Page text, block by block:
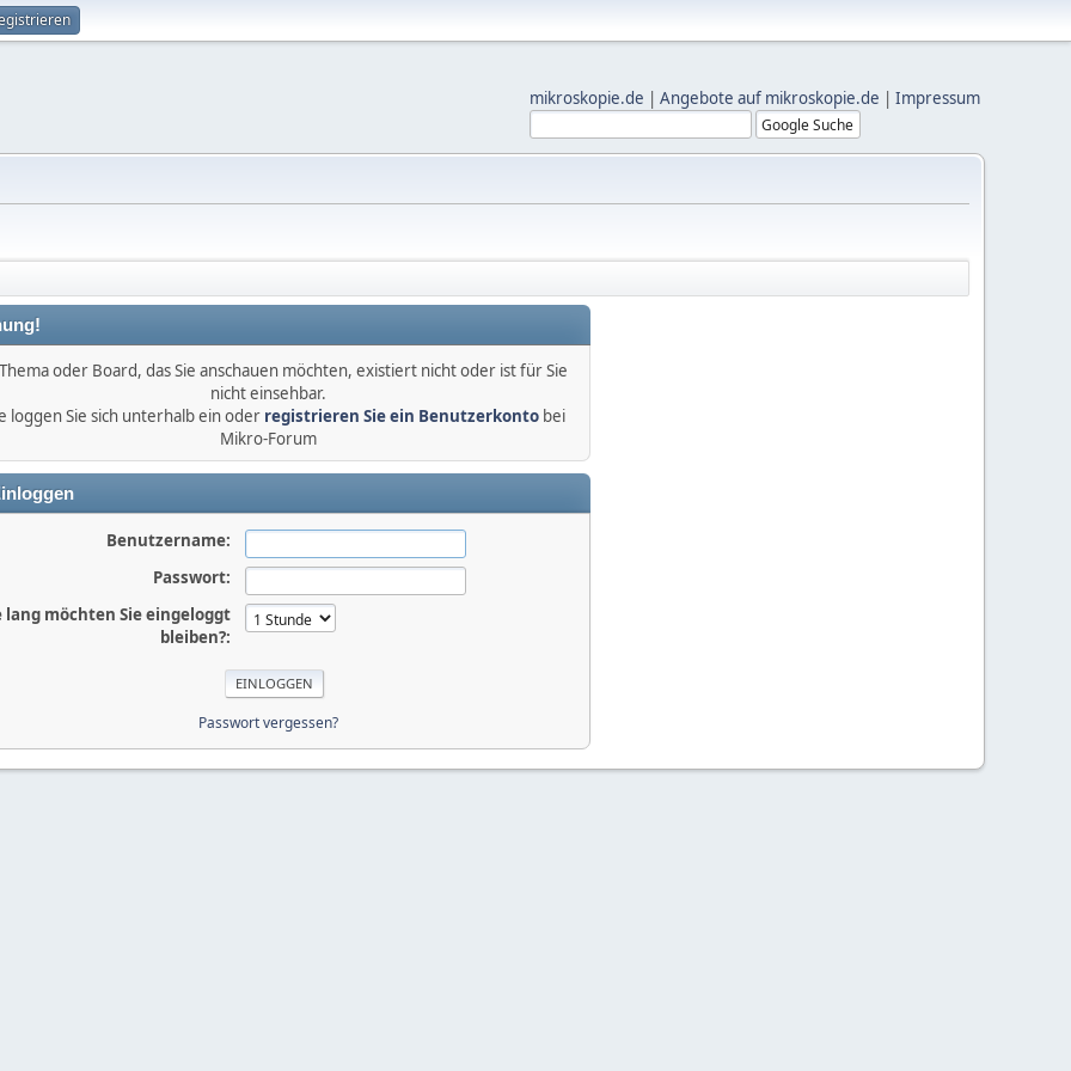
mikroskopie.de | Angebote auf mikroskopie.de | Impressum
oder Board, das Sie anschauen möchten, existiert nicht oder ist für Sie
nicht einsehbar.
loggen Sie sich unterhalb ein oder registrieren Sie ein Benutzerkontobei
Mikro-Forum
Benutzername:
Passwort:
lang möchten Sie eingeloggt
bleiben?:
Passwort vergessen?